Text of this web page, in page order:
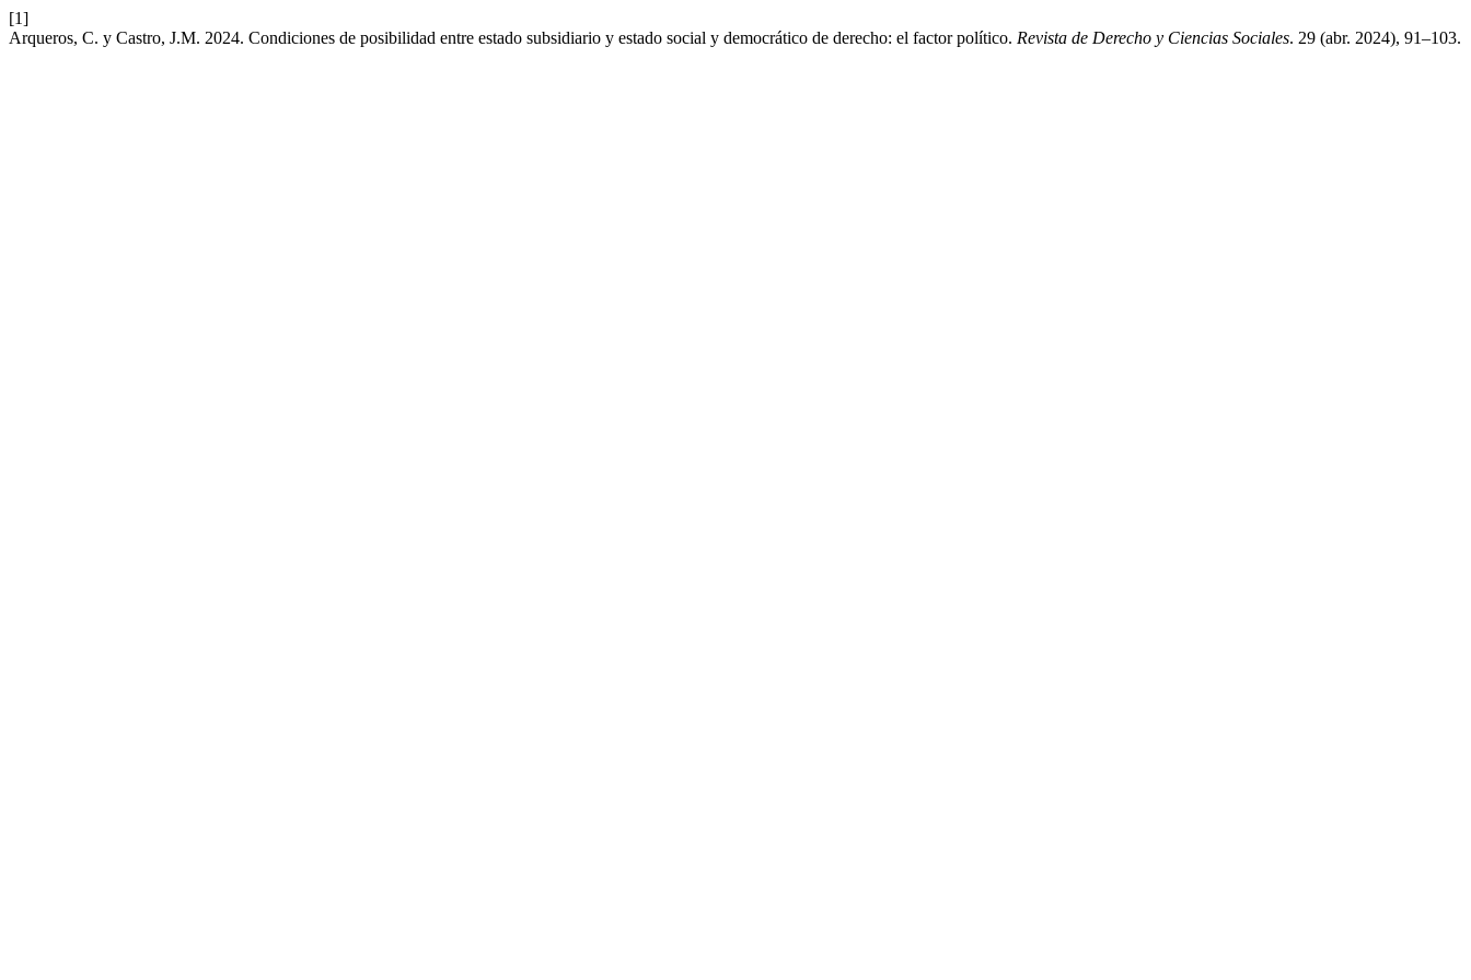
[1]
Arqueros, C. y Castro, J.M. 2024. Condiciones de posibilidad entre estado subsidiario y estado social y democrático de derecho: el factor político. Revista de Derecho y Ciencias Sociales. 29 (abr. 2024), 91–103.